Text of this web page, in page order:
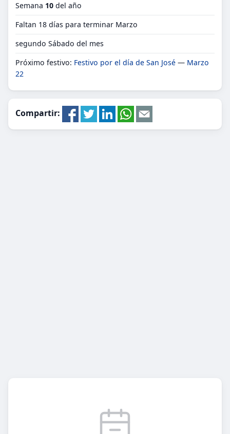
Semana 10 del año
Faltan 18 días para terminar Marzo
segundo Sábado del mes
Próximo festivo: Festivo por el día de San José — Marzo
22
Compartir: